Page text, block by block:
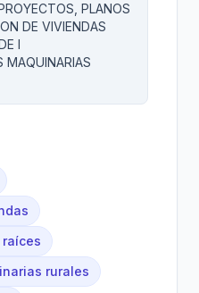
PLANOS
DE VIVIENDAS
I
MAQUINARIAS
rurales